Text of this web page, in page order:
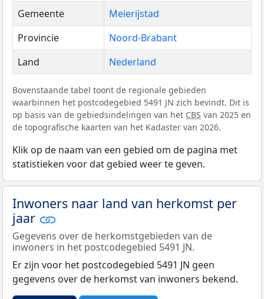
Gemeente
Meierijstad
Provincie
Noord-Brabant
Land
Nederland
Bovenstaande tabel toont de regionale gebieden
waarbinnen het postcodegebied 5491 JN zich bevindt. Dit is
op basis van de gebiedsindelingen van het CBS van 2025 en
de topografische kaarten van het Kadaster van 2026.
Klik op de naam van een gebied om de pagina met
statistieken voor dat gebied weer te geven.
Inwoners naar land van herkomst per
jaar
Gegevens over de herkomstgebieden van de
inwoners in het postcodegebied 5491 JN.
Er zijn voor het postcodegebied 5491 JN geen
gegevens over de herkomst van inwoners bekend.